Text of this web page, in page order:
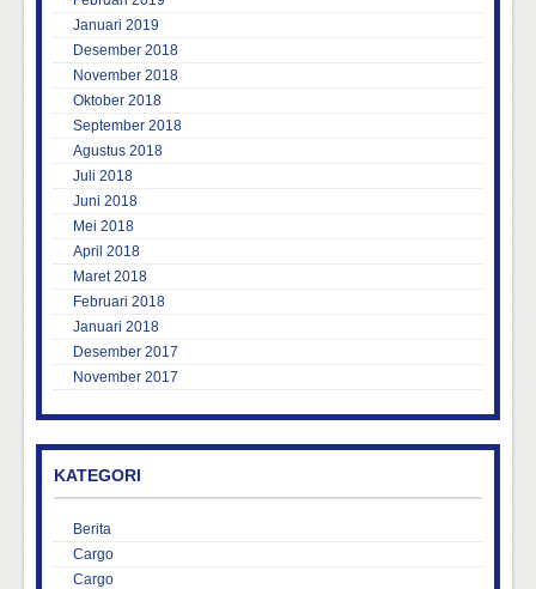
Januari 2019
Desember 2018
November 2018
Oktober 2018
September 2018
Agustus 2018
Juli 2018
Juni 2018
Mei 2018
April 2018
Maret 2018
Februari 2018
Januari 2018
Desember 2017
November 2017
KATEGORI
Berita
Cargo
Cargo